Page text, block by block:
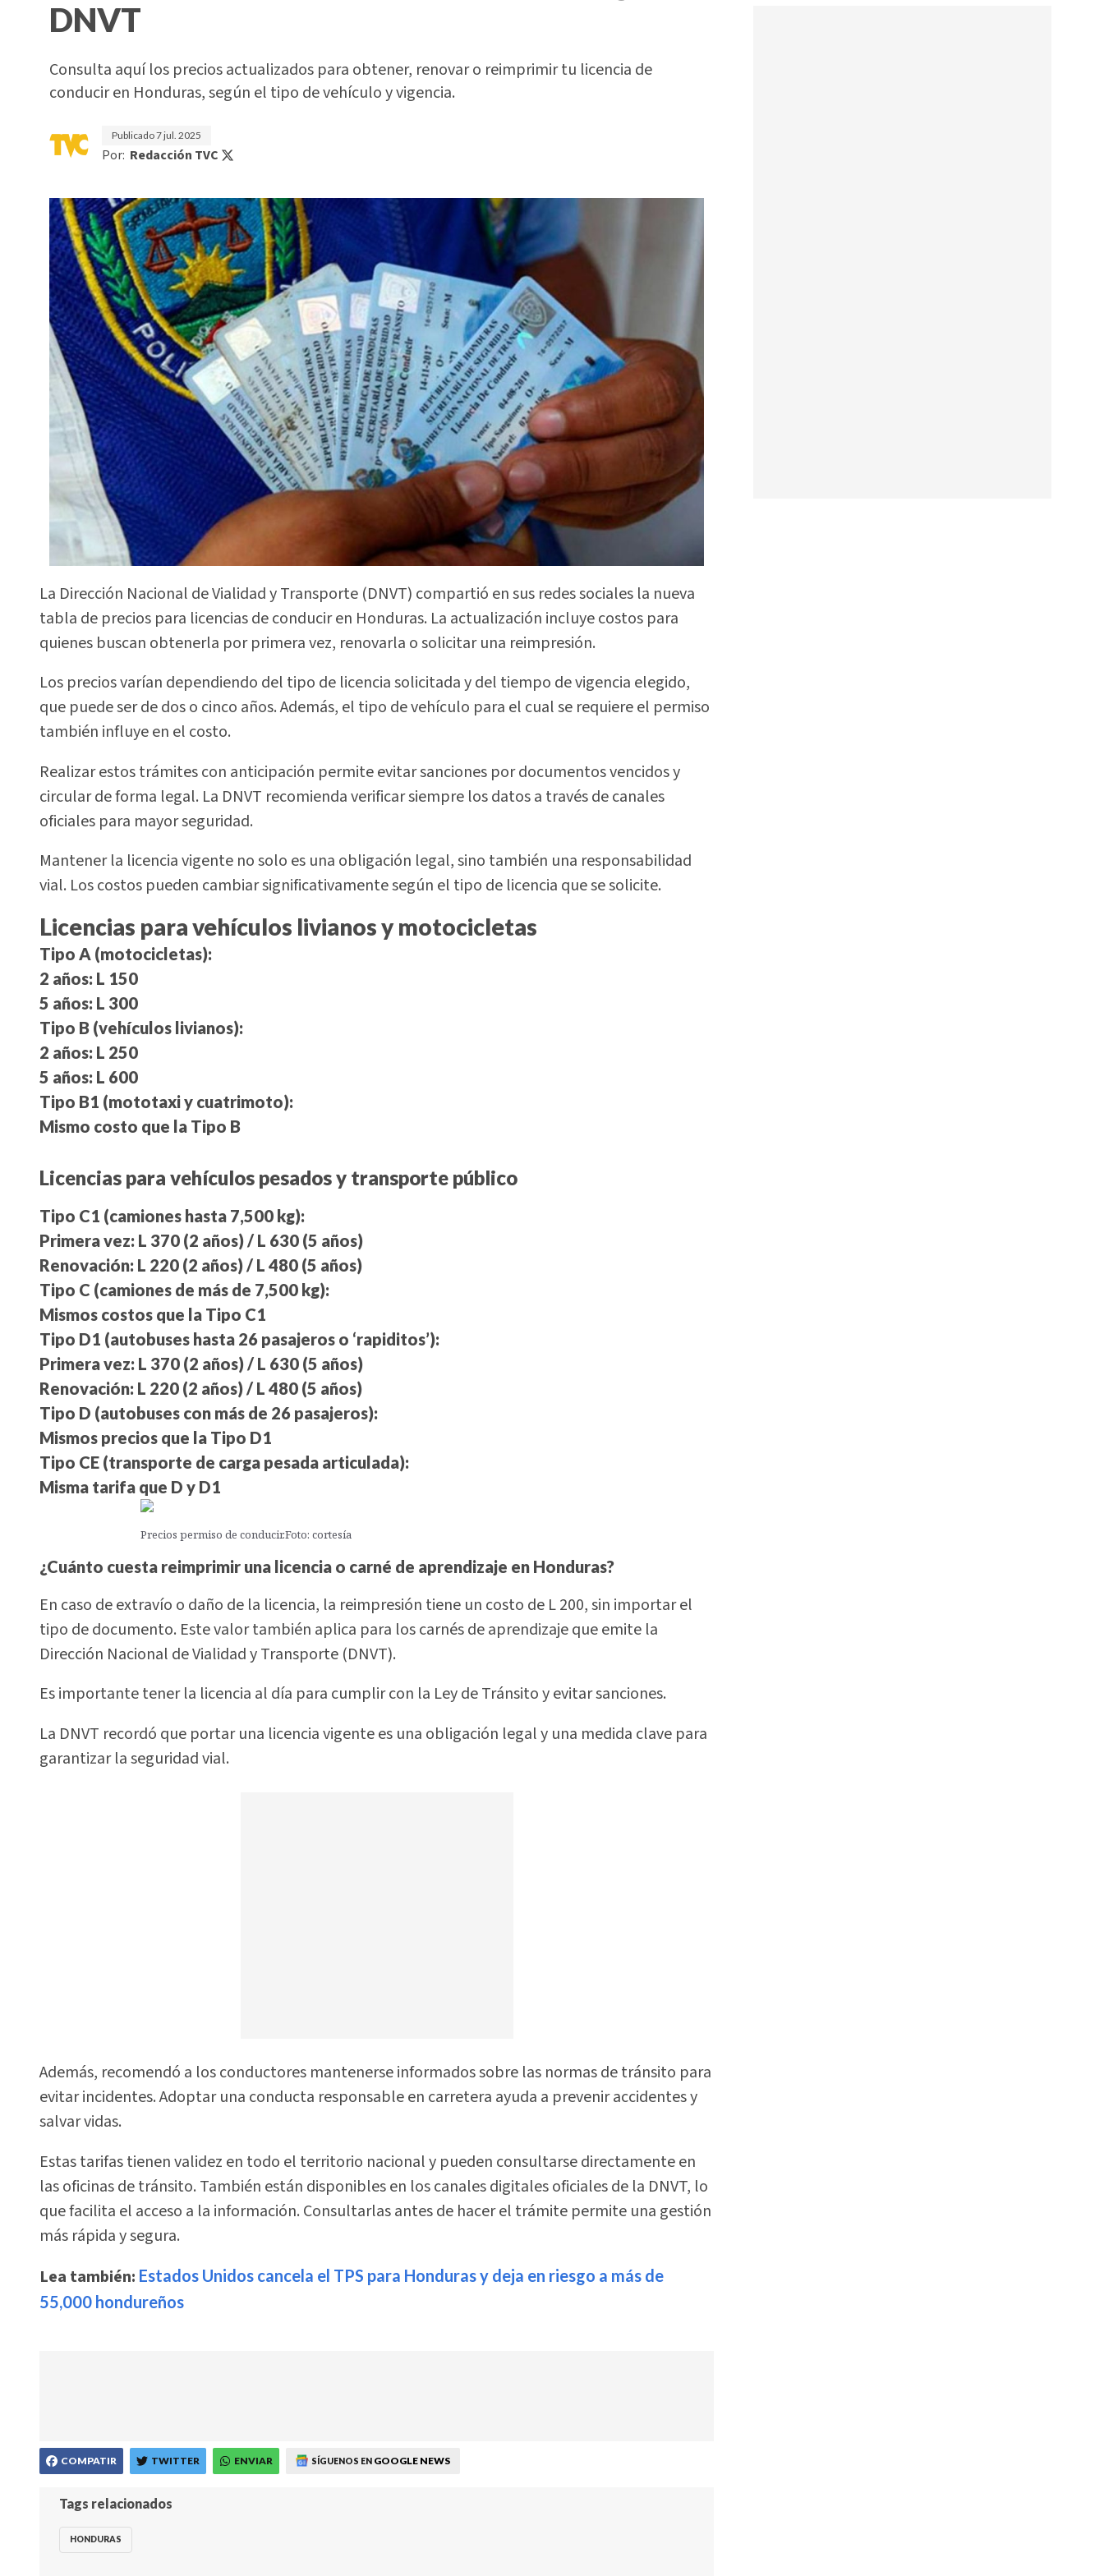
DNVT
Consulta aquí los precios actualizados para obtener, renovar o reimprimir tu licencia de
conducir en Honduras, según el tipo de vehículo y vigencia.
Publicado7 jul. 2025
Por: Redacción TVC
La Dirección Nacional de Vialidad y Transporte (DNVT) compartió en sus redes sociales la nueva
tabla de precios para licencias de conducir en Honduras. La actualización incluye costos para
quienes buscan obtenerla por primera vez, renovarla o solicitar una reimpresión.
Los precios varían dependiendo del tipo de licencia solicitada y del tiempo de vigencia elegido,
que puede ser de dos o cinco años. Además, el tipo de vehículo para el cual se requiere el permiso
también influye en el costo.
Realizar estos trámites con anticipación permite evitar sanciones por documentos vencidos y
circular de forma legal. La DNVT recomienda verificar siempre los datos a través de canales
oficiales para mayor seguridad.
Mantener la licencia vigente no solo es una obligación legal, sino también una responsabilidad
vial. Los costos pueden cambiar significativamente según el tipo de licencia que se solicite.
Licencias para vehículos livianos y motocicletas
Tipo A (motocicletas):
2 años: L 150
5 años: L 300
Tipo B (vehículos livianos):
2 años: L 250
5 años: L 600
Tipo B1 (mototaxi y cuatrimoto):
Mismo costo que la Tipo B
Licencias para vehículos pesados y transporte público
Tipo C1 (camiones hasta 7,500 kg):
Primera vez: L 370 (2 años) / L 630 (5 años)
Renovación: L 220 (2 años) / L 480 (5 años)
Tipo C (camiones de más de 7,500 kg):
Mismos costos que la Tipo C1
Tipo D1 (autobuses hasta 26 pasajeros o ‘rapiditos’):
Primera vez: L 370 (2 años) / L 630 (5 años)
Renovación: L 220 (2 años) / L 480 (5 años)
Tipo D (autobuses con más de 26 pasajeros):
Mismos precios que la Tipo D1
Tipo CE (transporte de carga pesada articulada):
Misma tarifa que D y D1
Precios permiso de conducir.Foto: cortesía
¿Cuánto cuesta reimprimir una licencia o carné de aprendizaje en Honduras?
En caso de extravío o daño de la licencia, la reimpresión tiene un costo de L 200, sin importar el
tipo de documento. Este valor también aplica para los carnés de aprendizaje que emite la
Dirección Nacional de Vialidad y Transporte (DNVT).
Es importante tener la licencia al día para cumplir con la Ley de Tránsito y evitar sanciones.
La DNVT recordó que portar una licencia vigente es una obligación legal y una medida clave para
garantizar la seguridad vial.
Además, recomendó a los conductores mantenerse informados sobre las normas de tránsito para
evitar incidentes. Adoptar una conducta responsable en carretera ayuda a prevenir accidentes y
salvar vidas.
Estas tarifas tienen validez en todo el territorio nacional y pueden consultarse directamente en
las oficinas de tránsito. También están disponibles en los canales digitales oficiales de la DNVT, lo
que facilita el acceso a la información. Consultarlas antes de hacer el trámite permite una gestión
más rápida y segura.
Lea también: Estados Unidos cancela el TPS para Honduras y deja en riesgo a más de
55,000 hondureños
COMPATIR TWITTER ENVIAR SÍGUENOS EN GOOGLE NEWS
Tags relacionados
HONDURAS